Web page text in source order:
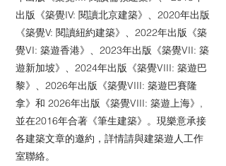
出版《築覺IV: 閱讀北京建築》、2020年出版
《築覺V: 閱讀紐約建築》、2022年出版《築
覺VI: 築遊香港》、2023年出版《築覺VII: 築
遊新加坡》、2024年出版《築覺VIII: 築遊巴
黎》、2026年出版《築覺VIII: 築遊巴賽隆
拿》和 2026年出版《築覺VIII: 築遊上海》,
並在2016年合著《筆生建築》。現樂意承接
各建築文章的邀約，詳情請與建築遊人工作
室聯絡。